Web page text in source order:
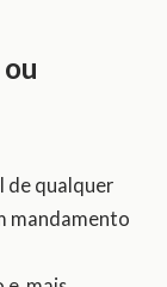
de qualquer
mandamento